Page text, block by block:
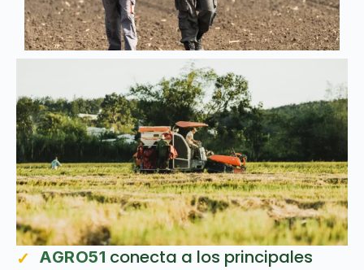
AGRO51 conecta a los principales